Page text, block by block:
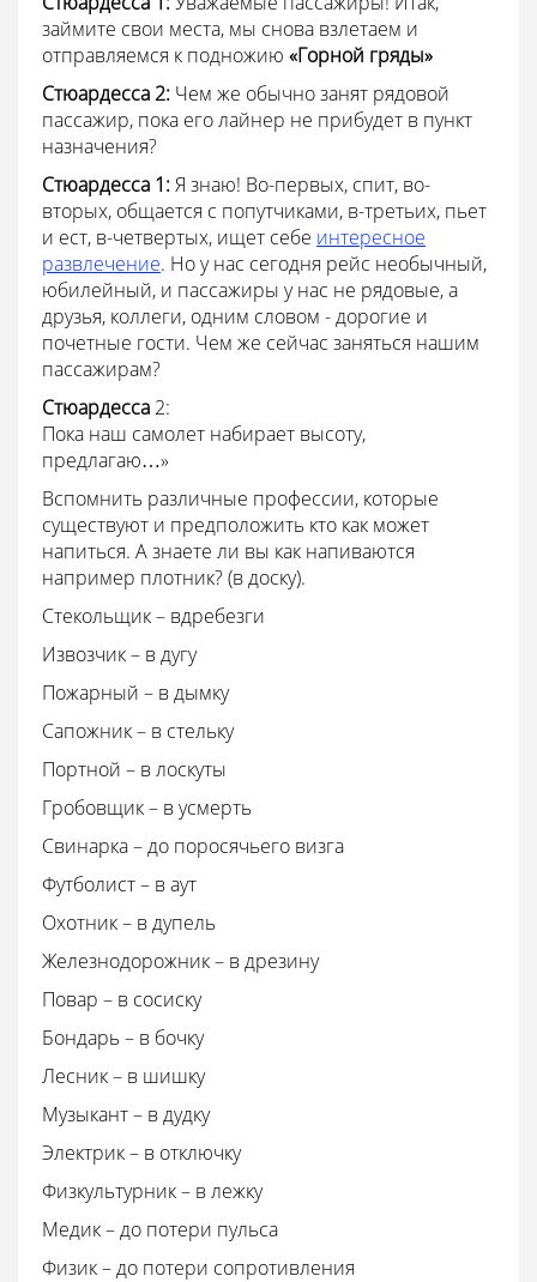
займите свои места, мы снова взлетаем и
отправляемся к подножию «Горной гряды»
Стюардесса2: Чем же обычно занят рядовой
пассажир, пока его лайнер не прибудет в пункт
назначения?
Стюардесса 1:Я знаю! Во-первых, спит, во-
вторых, общается с попутчиками, в-третьих, пьет
и ест, в-четвертых, ищет себе интересное
развлечение. Но у нас сегодня рейс необычный,
юбилейный, и пассажиры у нас не рядовые, а
друзья, коллеги, одним словом - дорогие и
почетные гости. Чем же сейчас заняться нашим
пассажирам?
Стюардесса 2:
Пока наш самолет набирает высоту,
предлагаю…»
Вспомнить различные профессии, которые
существуют и предположить кто как может
напиться. А знаете ли вы как напиваются
например плотник? (в доску).
Стекольщик – вдребезги
Извозчик – в дугу
Пожарный – в дымку
Сапожник – в стельку
Портной – в лоскуты
Гробовщик – в усмерть
Свинарка – до поросячьего визга
Футболист – в аут
Охотник – в дупель
Железнодорожник – в дрезину
Повар – в сосиску
Бондарь – в бочку
Лесник – в шишку
Музыкант – в дудку
Электрик – в отключку
Физкультурник – в лежку
Медик – до потери пульса
Физик – до потери сопротивления